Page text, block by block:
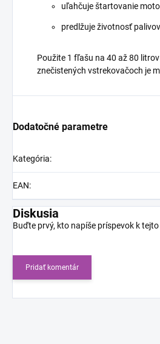
uľahčuje štartovanie
predlžuje životnosť
Použite 1 fľašu na 40 až 80
znečistených vstrekovačoch je
Dodatočné parametre
Kategória:
EAN:
Diskusia
Buďte prvý, kto napíše príspevok k
Pridať komentár